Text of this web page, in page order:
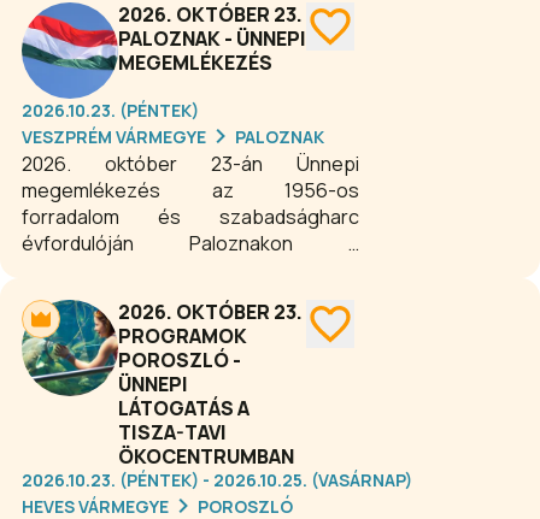
2026. OKTÓBER 23.
PALOZNAK - ÜNNEPI
MEGEMLÉKEZÉS
2026.10.23. (PÉNTEK)
VESZPRÉM VÁRMEGYE
PALOZNAK
2026. október 23-án Ünnepi
megemlékezés az 1956-os
forradalom és szabadságharc
évfordulóján Paloznakon a
2026. OKTÓBER 23.
PROGRAMOK
POROSZLÓ -
ÜNNEPI
LÁTOGATÁS A
TISZA-TAVI
ÖKOCENTRUMBAN
2026.10.23. (PÉNTEK) - 2026.10.25. (VASÁRNAP)
HEVES VÁRMEGYE
POROSZLÓ